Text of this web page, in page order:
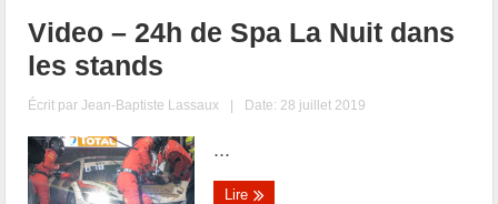
Video – 24h de Spa La Nuit dans
les stands
Écrit parJean-Baptiste Lassaux | Date: 28 juillet 2019
...
Lire